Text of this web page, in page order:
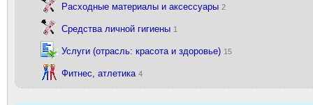
Расходные материалы и аксессуары 2
Средства личной гигиены 1
Услуги (отрасль: красота и здоровье) 15
Фитнес, атлетика 4